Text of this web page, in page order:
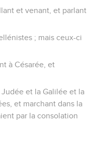
et venant, et parlant
; mais ceux-ci
à Césarée, et
et la Galilée et la
et marchant dans la
par la consolation